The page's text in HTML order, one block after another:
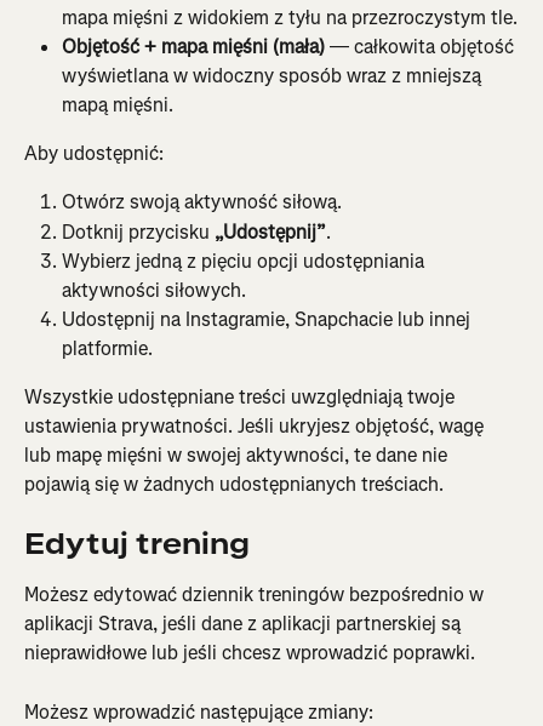
mapa mięśni z widokiem z tyłu na przezroczystym tle.
Objętość + mapa mięśni (mała) — całkowita objętość
wyświetlana w widoczny sposób wraz z mniejszą
mapą mięśni.
Aby udostępnić:
Otwórz swoją aktywność siłową.
Dotknij przycisku „Udostępnij”.
Wybierz jedną z pięciu opcji udostępniania
aktywności siłowych.
Udostępnij na Instagramie, Snapchacie lub innej
platformie.
Wszystkie udostępniane treści uwzględniają twoje
ustawienia prywatności. Jeśli ukryjesz objętość, wagę
lub mapę mięśni w swojej aktywności, te dane nie
pojawią się w żadnych udostępnianych treściach.
Edytuj trening
Możesz edytować dziennik treningów bezpośrednio w
aplikacji Strava, jeśli dane z aplikacji partnerskiej są
nieprawidłowe lub jeśli chcesz wprowadzić poprawki.
Możesz wprowadzić następujące zmiany: